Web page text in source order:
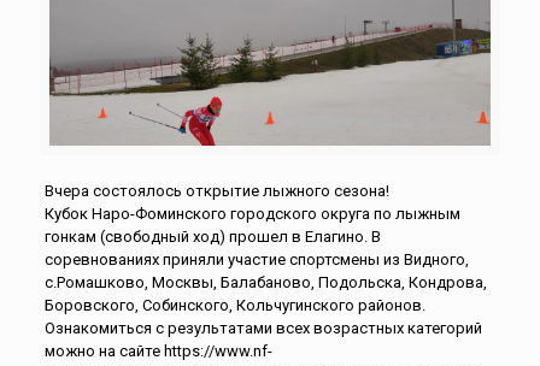
Вчера состоялось открытие лыжного сезона!
Кубок Наро-Фоминского городского округа по лыжным
гонкам (свободный ход) прошел в Елагино. В
соревнованиях приняли участие спортсмены из Видного,
с.Ромашково, Москвы, Балабаново, Подольска, Кондрова,
Боровского, Собинского, Кольчугинского районов.
Ознакомиться с результатами всех возрастных категорий
можно на сайте https://www.nf-